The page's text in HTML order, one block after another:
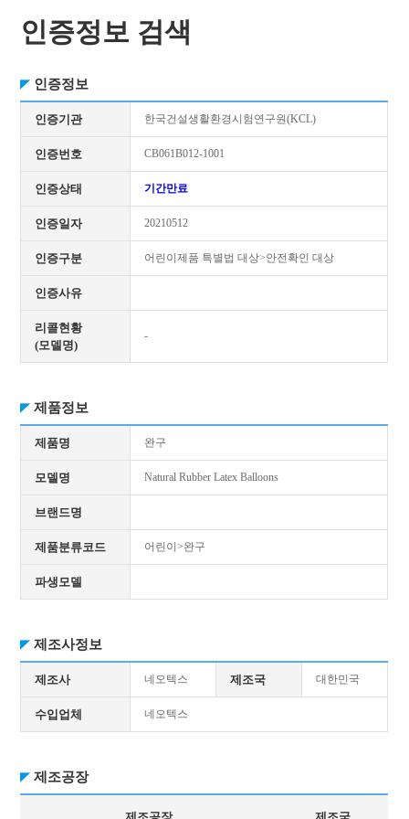
인증정보 검색
인증정보
인증기관 한국건설생활환경시험연구원(KCL)
인증번호 CB061B012-1001
인증상태 기간만료
인증일자 20210512
인증구분 어린이제품 특별법 대상>안전확인 대상
인증사유
리콜현황
(모델명)
-
제품정보
제품명 완구
모델명 Natural Rubber Latex Balloons
브랜드명
제품분류코드 어린이>완구
파생모델
제조사정보
제조사 네오텍스 제조국 대한민국
수입업체 네오텍스
제조공장